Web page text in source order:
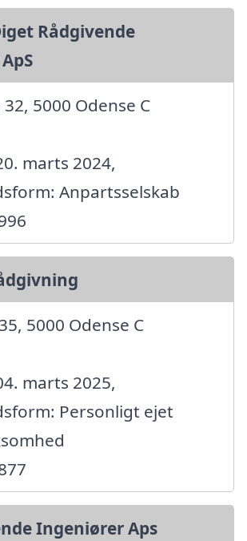
Rådgivende
5000 Odense C
marts 2024,
Anpartsselskab
5000 Odense C
marts 2025,
Personligt ejet
Ingeniører Aps